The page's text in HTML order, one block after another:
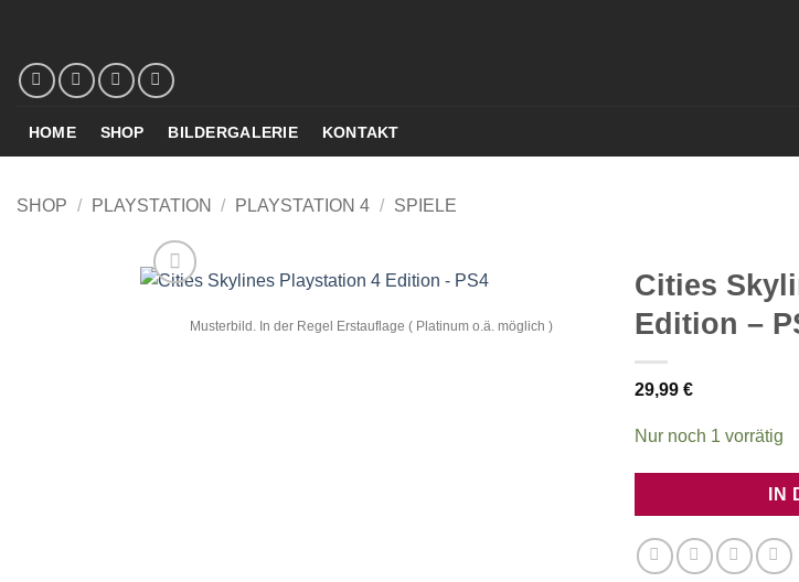
springen
HOME SHOP BILDERGALERIE KONTAKT
SHOP / PLAYSTATION / PLAYSTATION 4 / SPIELE
Musterbild. In der Regel Erstauflage ( Platinum o.ä. möglich )
Cities
Edition –
29,99 €
Nur noch 1 vorrätig
IN